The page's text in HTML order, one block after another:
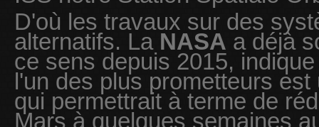
D'où les travaux sur des
alternatifs. La NASA a déjà
ce sens depuis 2015,
l'un des plus prometteurs
qui permettrait à terme de
Mars à quelques semaines